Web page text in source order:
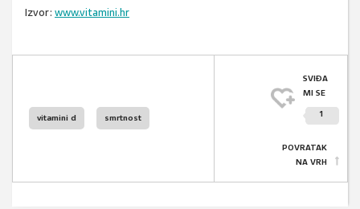
Izvor: www.vitamini.hr
vitamini d smrtnost
SVIĐA
MI SE
1
POVRATAK
NA VRH